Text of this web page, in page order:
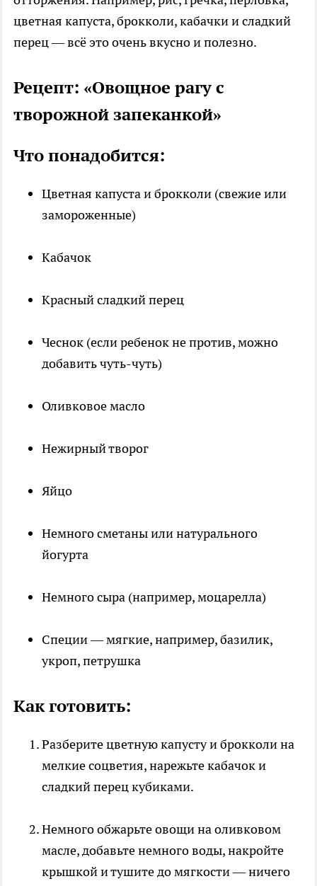
цветная капуста, брокколи, кабачки и сладкий
перец — всё это очень вкусно и полезно.
Рецепт: «Овощное рагу с
творожной запеканкой»
Что понадобится:
Цветная капуста и брокколи (свежие или
замороженные)
Кабачок
Красный сладкий перец
Чеснок (если ребенок не против, можно
добавить чуть-чуть)
Оливковое масло
Нежирный творог
Яйцо
Немного сметаны или натурального
йогурта
Немного сыра (например, моцарелла)
Специи — мягкие, например, базилик,
укроп, петрушка
Как готовить:
Разберите цветную капусту и брокколи на
мелкие соцветия, нарежьте кабачок и
сладкий перец кубиками.
Немного обжарьте овощи на оливковом
масле, добавьте немного воды, накройте
крышкой и тушите до мягкости — ничего